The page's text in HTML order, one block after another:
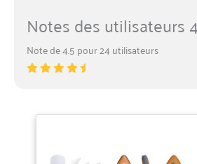
Notes des utilisateurs
Note de 4.5 pour 24 utilisateurs